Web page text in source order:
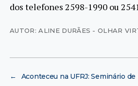
dos telefones 2598-1990 ou
AUTOR: ALINE DURÃES - OLHAR
←
Aconteceu na UFRJ: Seminário